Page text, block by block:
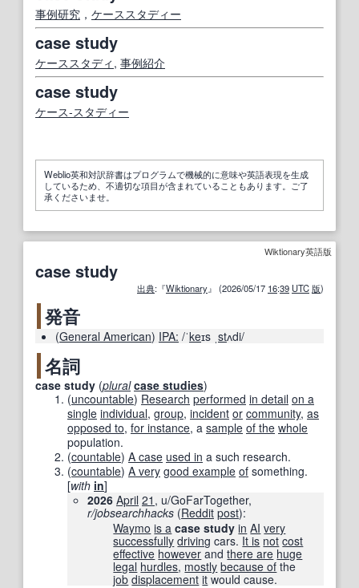
事例研究 ， ケーススタディー
case study
ケーススタディ , 事例紹介
case study
ケース‐スタディー
Weblio英和対訳辞書はプログラムで機械的に意味や英語表現を生成
しているため、不適切な項目が含まれていることもあります。ご了
承くださいませ。
Wiktionary英語版
case study
出典:『Wiktionary』 (2026/05/17 16:39 UTC 版)
発音
(General American) IPA: /ˈkeɪs ˌ stʌdi/
名詞
case study (plural case studies)
(uncountable) Research performed in detail on a
single individual, group, incident or community, as
opposed to, for instance, a sample of the whole
population.
(countable) A case used in a such research.
(countable) A very good example of something.
[with in]
2026 April 21 , u/GoFarTogether,
r/jobsearchhacks (Reddit post):
Waymo is a case study in AI very
successfully driving cars. It is not cost
effective however andthere are huge
legal hurdles, mostly because of the
job displacement it would cause.